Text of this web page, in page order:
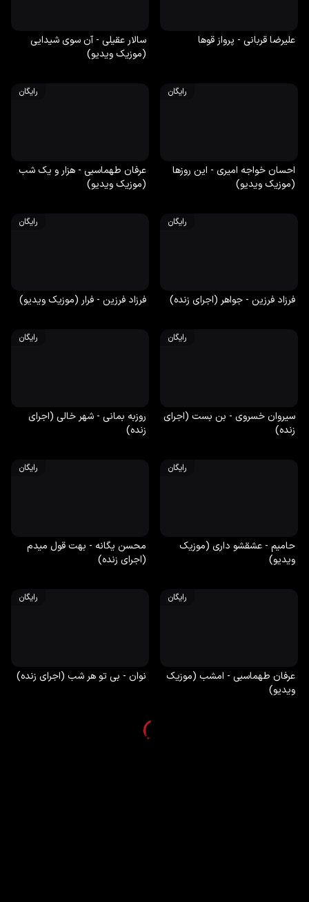
علیرضا قربانی - پرواز قوها
سالار عقیلی - آن سوی شیدایی
(موزیک ویدیو)
رایگان
احسان خواجه امیری - این روزها
(موزیک ویدیو)
رایگان
عرفان طهماسبی - هزار و یک شب
(موزیک ویدیو)
رایگان
فرزاد فرزین - جواهر (اجرای زنده)
رایگان
فرزاد فرزین - فرار (موزیک ویدیو)
رایگان
سیروان خسروی - بن بست (اجرای
زنده)
رایگان
روزبه بمانی - شهر خالی (اجرای
زنده)
رایگان
حامیم - عشقشو داری (موزیک
ویدیو)
رایگان
محسن یگانه - بهت قول میدم
(اجرای زنده)
رایگان
عرفان طهماسبی - امشب (موزیک
ویدیو)
رایگان
نوان - بی تو هر شب (اجرای زنده)